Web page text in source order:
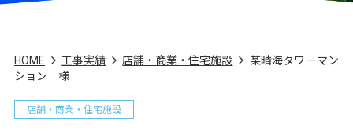
HOME 工事実績 店舗・商業・住宅施設
某晴海タワーマン
ション 様
店舗・商業・住宅施設